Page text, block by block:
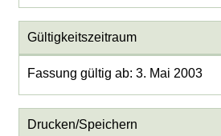
Gültigkeitszeitraum
Fassung gültig ab: 3. Mai 2003
Drucken/Speichern